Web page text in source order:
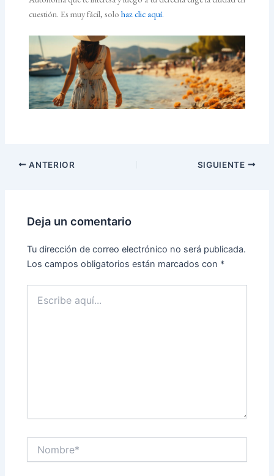
cuestión. Es muy fácil, solo haz clic aquí.
ANTERIOR SIGUIENTE
Deja un comentario
Tu dirección de correo electrónico no será publicada.
Los campos obligatorios están marcados con *
aquí...